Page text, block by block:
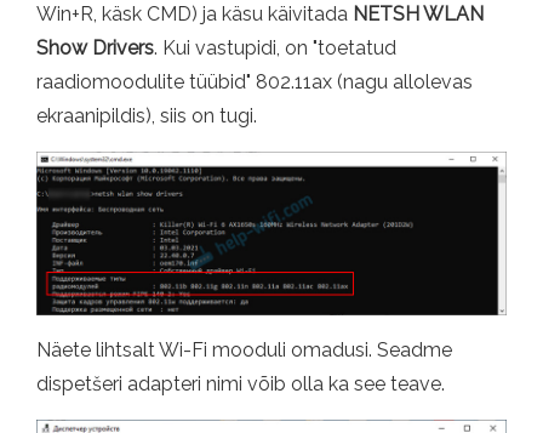
Win+R, käsk CMD) ja käsu käivitada NETSH WLAN
Show Drivers. Kui vastupidi, on "toetatud
raadiomoodulite tüübid" 802.11ax (nagu allolevas
ekraanipildis), siis on tugi.
Näete lihtsalt Wi-Fi mooduli omadusi. Seadme
dispetšeri adapteri nimi võib olla ka see teave.